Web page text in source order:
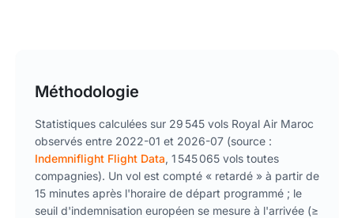
Méthodologie
Statistiques calculées sur 29 545 vols Royal Air Maroc
observés entre 2022-01 et 2026-07 (source :
Indemniflight Flight Data, 1 545 065 vols toutes
compagnies). Un vol est compté « retardé » à partir de
15 minutes après l'horaire de départ programmé ; le
seuil d'indemnisation européen se mesure à l'arrivée (≥